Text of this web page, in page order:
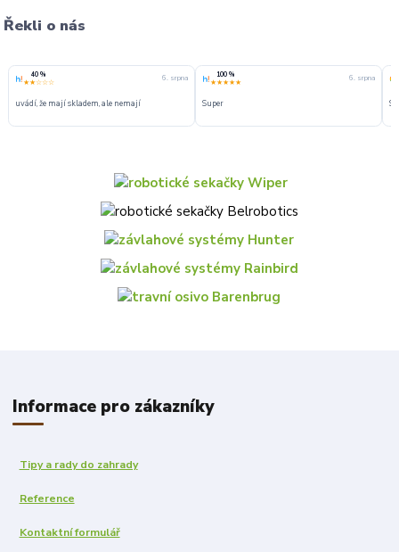
Řekli o nás
40 %
★★☆☆☆ 6. srpna
uvádí, že mají skladem, ale nemají
100 %
★★★★★ 6. srpna
Super
Informace pro zákazníky
Tipy a rady do zahrady
Reference
Kontaktní formulář